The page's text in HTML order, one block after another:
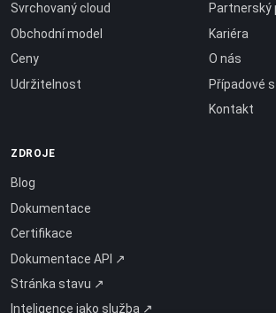
Svrchovaný cloud
Obchodní model
Ceny
Udržitelnost
Partnerský
Kariéra
O nás
Případové
Kontakt
ZDROJE
Blog
Dokumentace
Certifikace
Dokumentace API ↗
Stránka stavu ↗
Inteligence jako služba ↗